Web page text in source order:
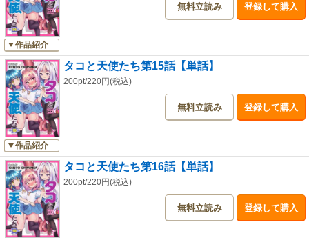
作品紹介
無料立読み 登録して購入
作品紹介
タコと天使たち第15話【単話】
200pt/220円(税込)
無料立読み 登録して購入
タコと天使たち第16話【単話】
200pt/220円(税込)
無料立読み 登録して購入